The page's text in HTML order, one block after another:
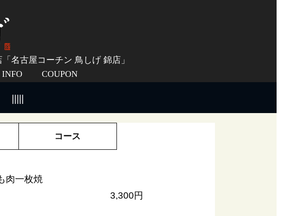
名古屋コーチン 鳥しげ 錦店」
INFO COUPON
肉一枚焼
3,300円
コース